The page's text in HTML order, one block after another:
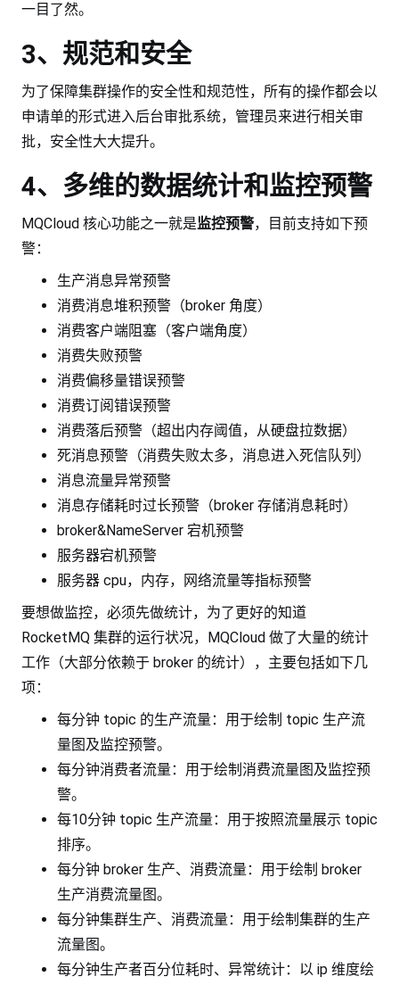
一目了然。
3、规范和安全
为了保障集群操作的安全性和规范性，所有的操作都会以
申请单的形式进入后台审批系统，管理员来进行相关审
批，安全性大大提升。
4、多维的数据统计和监控预警
MQCloud 核心功能之一就是监控预警，目前支持如下预
警：
生产消息异常预警
消费消息堆积预警（broker 角度）
消费客户端阻塞（客户端角度）
消费失败预警
消费偏移量错误预警
消费订阅错误预警
消费落后预警（超出内存阈值，从硬盘拉数据）
死消息预警（消费失败太多，消息进入死信队列）
消息流量异常预警
消息存储耗时过长预警（broker 存储消息耗时）
broker&NameServer 宕机预警
服务器宕机预警
服务器 cpu，内存，网络流量等指标预警
要想做监控，必须先做统计，为了更好的知道
RocketMQ 集群的运行状况，MQCloud 做了大量的统计
工作（大部分依赖于 broker 的统计），主要包括如下几
项：
每分钟 topic 的生产流量：用于绘制 topic 生产流
量图及监控预警。
每分钟消费者流量：用于绘制消费流量图及监控预
警。
每10分钟 topic 生产流量：用于按照流量展示 topic
排序。
每分钟 broker 生产、消费流量：用于绘制 broker
生产消费流量图。
每分钟集群生产、消费流量：用于绘制集群的生产
流量图。
每分钟生产者百分位耗时、异常统计：以 ip 维度绘